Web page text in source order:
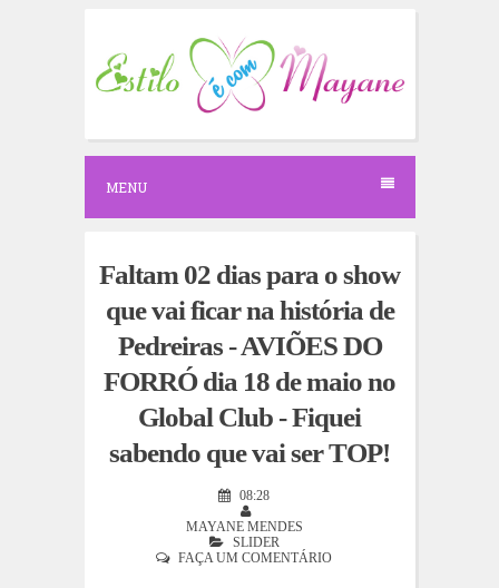
c
o
e
MENU
Faltam 02 dias para o show
que vai ficar na história de
Pedreiras - AVIÕES DO
FORRÓ dia 18 de maio no
Global Club - Fiquei
sabendo que vai ser TOP!
08:28
MAYANE MENDES
SLIDER
FAÇA UM COMENTÁRIO